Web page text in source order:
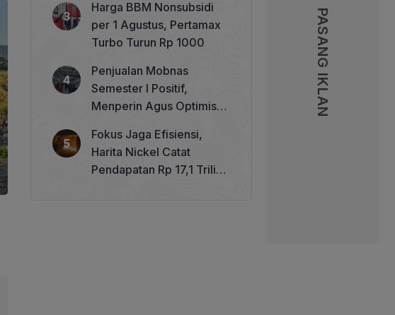
PASANG IKLAN
Memperkuat Tata Kelola
Perhutanan Sosial
Harga BBM Nonsubsidi
per 1 Agustus, Pertamax
Turbo Turun Rp 1000
Penjualan Mobnas
Semester I Positif,
Menperin Agus Optimistis
Fokus Jaga Efisiensi,
Harita Nickel Catat
Pendapatan Rp 17,1 Triliun